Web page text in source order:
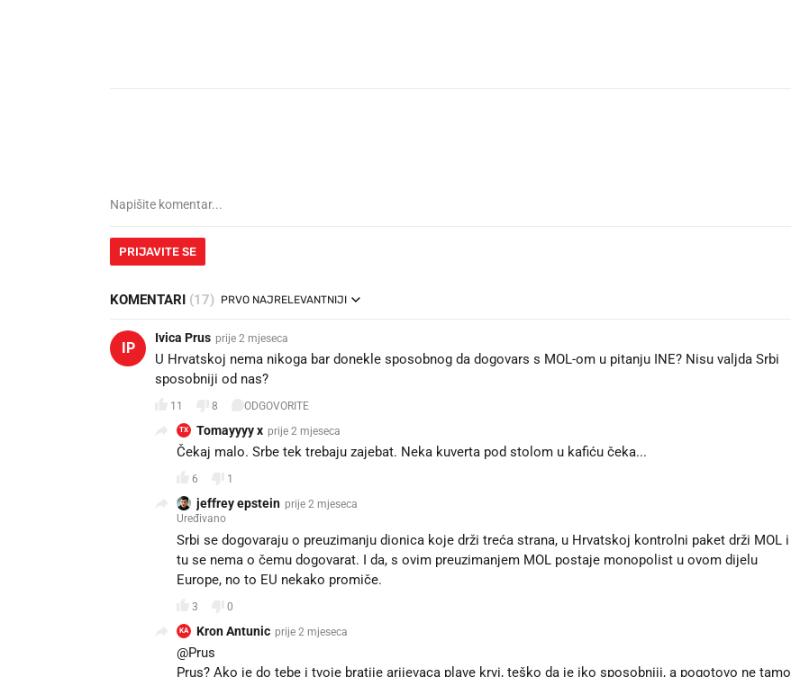
PRIJAVITE SE
KOMENTARI (17) PRVO NAJRELEVANTNIJI
IP
Ivica Prus prije 2 mjeseca
U Hrvatskoj nema nikoga bar donekle sposobnog da dogovars s MOL-om u pitanju INE? Nisu valjda Srbi
sposobniji od nas?
11 8 ODGOVORITE
TX Tomayyyy x prije 2 mjeseca
Čekaj malo. Srbe tek trebaju zajebat. Neka kuverta pod stolom u kafiću čeka...
6 1
jeffrey epstein prije 2 mjeseca
Uređivano
Srbi se dogovaraju o preuzimanju dionica koje drži treća strana, u Hrvatskoj kontrolni paket drži MOL i
tu se nema o čemu dogovarat. I da, s ovim preuzimanjem MOL postaje monopolist u ovom dijelu
Europe, no to EU nekako promiče.
3 0
KA Kron Antunic prije 2 mjeseca
@Prus
Prus? Ako je do tebe i tvoje bratije arijevaca plave krvi, teško da je iko sposobniji, a pogotovo ne tamo